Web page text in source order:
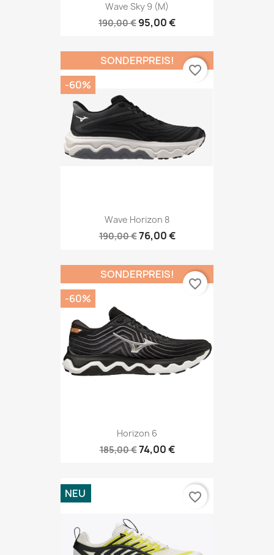
Wave Sky 9 (M)
190,00 € 95,00 €
Wave Horizon 8
190,00 €76,00 €
SONDERPREIS!
-60%
favorite_border
Horizon 6
185,00 €74,00 €
SONDERPREIS!
-60%
favorite_border
NEU favorite_border